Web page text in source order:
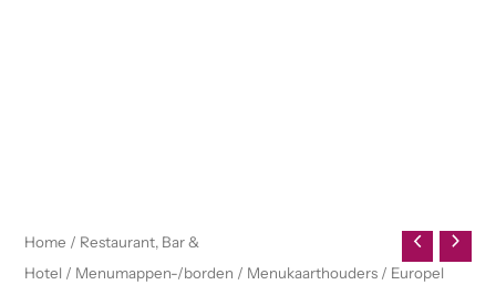
Home / Restaurant, Bar &
Hotel / Menumappen-/borden / Menukaarthouders / Europel